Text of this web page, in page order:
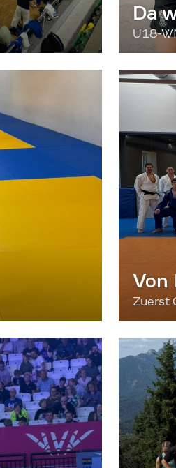
Da
U18-
Von
Zuerst